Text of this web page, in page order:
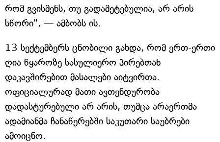
რომ გვისმენს, თუ გადამეტებულია, არ არის
სწორი", — ამბობს ის.
13 სექტემბერს ცნობილი გახდა, რომ ერთ-ერთი
ღია წყაროზე სასულიერო პირებთან
დაკავშირებით მასალები აიტვირთა.
ოფიციალურად მათი ავთენდურობა
დადასტურებული არ არის, თუმცა არაერთმა
ადამიანმა ჩანაწერებში საკუთარი საუბრები
ამოიცნო.